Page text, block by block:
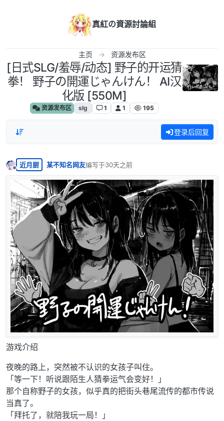
真紅の資源討論組
主页 资源发布区
[日式SLG/羞辱/动态] 野子的开运猜
拳！ 野子の開運じゃんけん！ AI汉
化版 [550M]
资源发布区 slg 1 1 195
登录后回复
离线
近月厨 某不知名网友编写于30天之前
最后由 编辑
游戏介绍
夜晚的路上，突然被不认识的女孩子叫住。
「等一下！听说跟陌生人猜拳运气会变好！」
那个自称野子的女孩，似乎真的把街头巷尾流传的都市传说
当真了。
「拜托了，就陪我玩一局！」